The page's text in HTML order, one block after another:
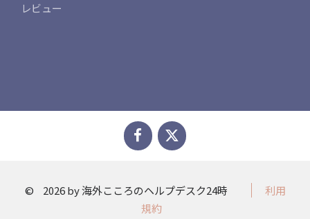
レビュー
© 2026 by 海外こころのヘルプデスク24時
利用
規約